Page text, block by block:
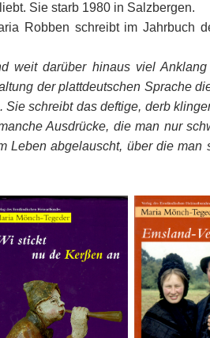
Sie starb 1980 in Salzbergen.
Robben schreibt im Jahrbuch
weit darüber hinaus viel
der plattdeutschen Sprache
schreibt das deftige, derb
Ausdrücke, die man nur
Leben abgelauscht, über die